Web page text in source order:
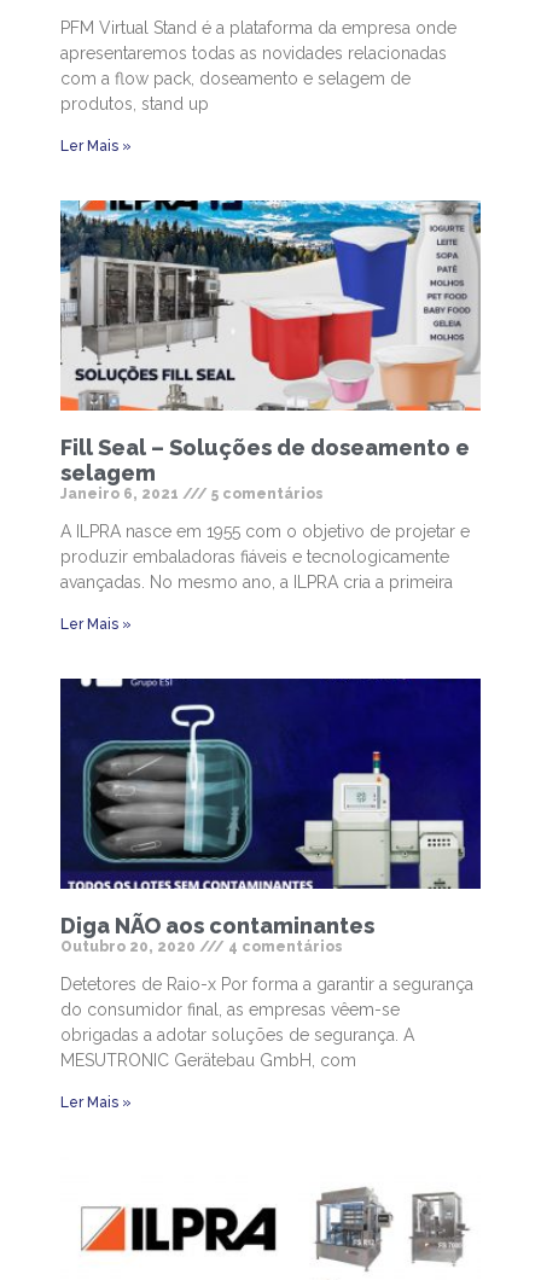
PFM Virtual Stand é a plataforma da empresa onde
apresentaremos todas as novidades relacionadas
com a flow pack, doseamento e selagem de
produtos, stand up
Ler Mais »
Fill Seal – Soluções de doseamento e
selagem
Janeiro 6, 2021 5 comentários
A ILPRA nasce em 1955 com o objetivo de projetar e
produzir embaladoras fiáveis e tecnologicamente
avançadas. No mesmo ano, a ILPRA cria a primeira
Ler Mais »
Diga NÃO aos contaminantes
Outubro 20, 2020 4 comentários
Detetores de Raio-x Por forma a garantir a segurança
do consumidor final, as empresas vêem-se
obrigadas a adotar soluções de segurança. A
MESUTRONIC Gerätebau GmbH, com
Ler Mais »